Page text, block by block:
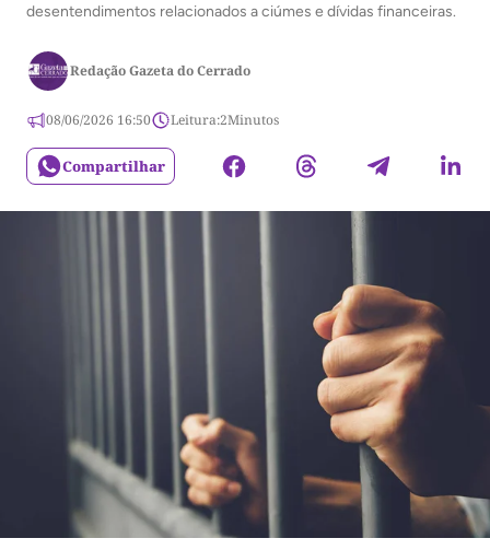
desentendimentos relacionados a ciúmes e dívidas financeiras.
Redação Gazeta do Cerrado
08/06/2026 16:50 Leitura:2Minutos
Compartilhar